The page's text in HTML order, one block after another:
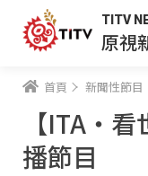
TITV
原視
首頁 新聞性節目
【ITA・
播節目